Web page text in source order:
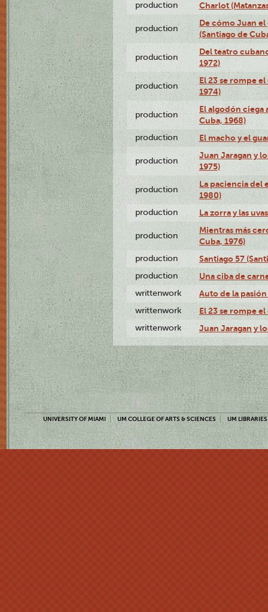
production Charlot
production
De cómo Juan
(Santiago de
production
Del teatro
1972)
production
El 23 se rompe
1974)
production
El algodón ciega
Cuba, 1968)
production El macho y el
production
Juan Jaragan y
1975)
production
La paciencia del
1980)
production La zorra y las
production
Mientras más
Cuba, 1976)
production Santiago 57
production Una ciba de
writtenwork Auto de la
writtenwork El 23 se rompe
writtenwork Juan Jaragan y
UNIVERSITY OF MIAMI UM COLLEGE OF ARTS & SCIENCES UM LIBRARIES